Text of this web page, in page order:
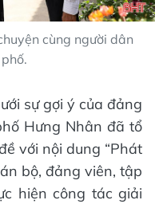
cùng người dân
sự gợi ý của đảng
Hưng Nhân đã tổ
với nội dung “Phát
bộ, đảng viên, tập
hiện công tác giải